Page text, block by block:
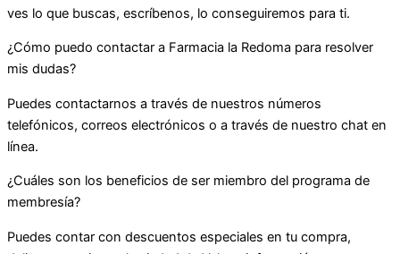
ves lo que buscas, escríbenos, lo conseguiremos para ti.
¿Cómo puedo contactar a Farmacia la Redoma para resolver
mis dudas?
Puedes contactarnos a través de nuestros números
telefónicos, correos electrónicos o a través de nuestro chat en
línea.
¿Cuáles son los beneficios de ser miembro del programa de
membresía?
Puedes contar con descuentos especiales en tu compra,